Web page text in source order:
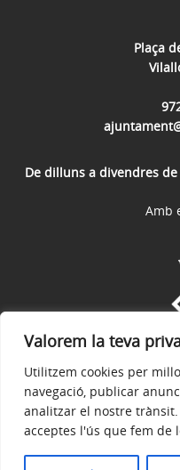
Valorem la teva
Utilitzem cookies per
navegació, publicar
analitzar el nostre
acceptes l'ús que fem de
Plaça
De dilluns a divendres
Avís legal Política
Amb